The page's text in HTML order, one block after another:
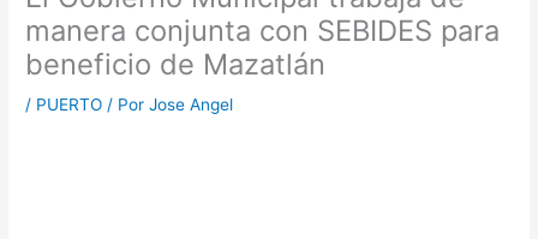
manera conjunta con SEBIDES para
beneficio de Mazatlán
/ PUERTO / PorJose Angel